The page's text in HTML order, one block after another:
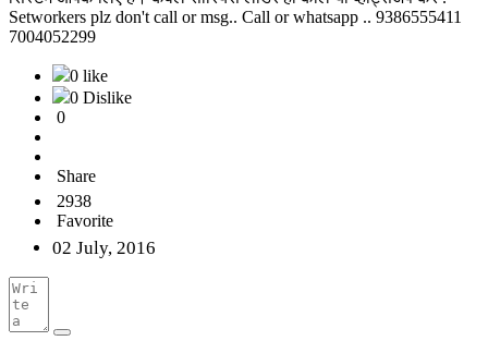
Setworkers plz don't call or msg.. Call or whatsapp .. 9386555411
7004052299
0 like
0 Dislike
0
Share
2938
Favorite
02 July, 2016